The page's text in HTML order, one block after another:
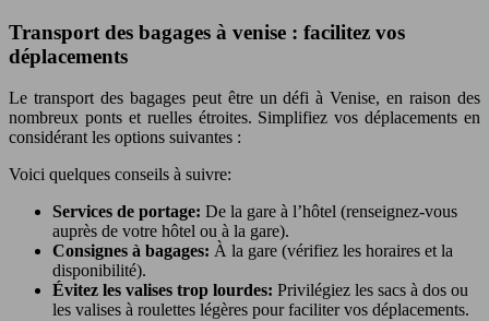
Transport des bagages à venise : facilitez vos
déplacements
Le transport des bagages peut être un défi à Venise, en raison des
nombreux ponts et ruelles étroites. Simplifiez vos déplacements en
considérant les options suivantes :
Voici quelques conseils à suivre:
Services de portage: De la gare à l’hôtel (renseignez-vous
auprès de votre hôtel ou à la gare).
Consignes à bagages: À la gare (vérifiez les horaires et la
disponibilité).
Évitez les valises trop lourdes: Privilégiez les sacs à dos ou
les valises à roulettes légères pour faciliter vos déplacements.